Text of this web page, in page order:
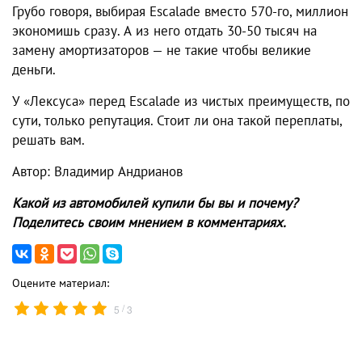
Грубо говоря, выбирая Escalade вместо 570-го, миллион
экономишь сразу. А из него отдать 30-50 тысяч на
замену амортизаторов — не такие чтобы великие
деньги.
У «Лексуса» перед Escalade из чистых преимуществ, по
сути, только репутация. Стоит ли она такой переплаты,
решать вам.
Автор: Владимир Андрианов
Какой из автомобилей купили бы вы и почему?
Поделитесь своим мнением в комментариях.
Оцените материал:
5 /3